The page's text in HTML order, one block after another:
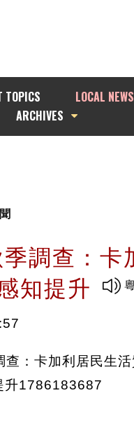
TOPICS
LOCAL NEWS
ARCHIVES
調查：卡
知提升